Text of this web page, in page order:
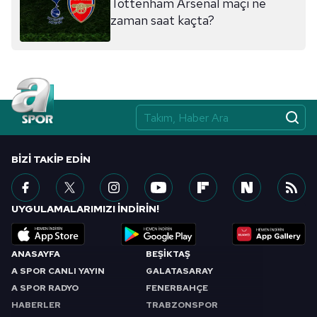
sınırlı olarak açık rızanız dahilinde kullanılacaktır.
Çerezlere ilişkin tercihlerinizi aşağıda yer alan panel
için Ayarlar butonuna tıklayabilir,
Metnimizi
6698 sayılı Kişisel Verilerin Korunması Kanunu uyarınca
ilgili mevzuata uygun olarak kullanılan çerezlerle ilgili bilgi
almak için lütfen
tıklayınız .
zaman saat kaçta?
ANASAYFA
A SPOR CANLI YAYIN
A SPOR RADYO
HABERLER
BEŞİKTAŞ
GALATASARAY
FENERBAHÇE
TRABZONSPOR
BIZI TAKIP EDIN
UYGULAMALARIMIZI İNDİRİN!